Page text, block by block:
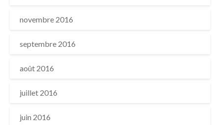
novembre 2016
septembre 2016
août 2016
juillet 2016
juin 2016